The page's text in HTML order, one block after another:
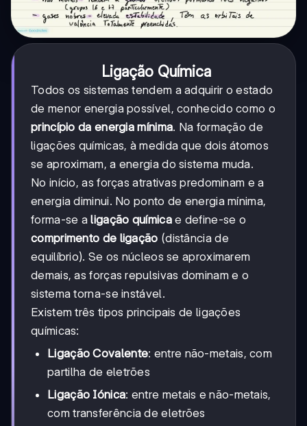
Ligação Química
Todos os sistemas tendem a adquirir o estado
de menor energia possível, conhecido como o
princípio da energia mínima. Na formação de
ligações químicas, à medida que dois átomos
se aproximam, a energia do sistema muda.
No início, as forças atrativas predominam e a
energia diminui. No ponto de energia mínima,
forma-se aligação químicae define-se o
comprimento de ligação (distância de
equilíbrio). Se os núcleos se aproximarem
demais, as forças repulsivas dominam e o
sistema torna-se instável.
Existem três tipos principais de ligações
químicas:
Ligação Covalente: entre não-metais, com
partilha de eletrões
Ligação Iónica: entre metais e não-metais,
com transferência de eletrões